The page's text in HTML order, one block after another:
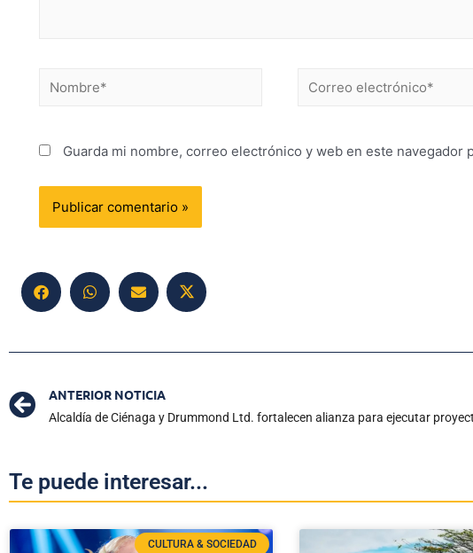
Guarda mi nombre, correo electrónico y web en este navegador
ANTERIOR NOTICIA
Te puede interesar...
CULTURA & SOCIEDAD